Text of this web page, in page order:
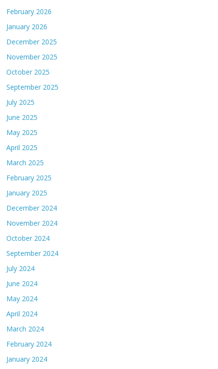
February 2026
January 2026
December 2025
November 2025
October 2025
September 2025
July 2025
June 2025
May 2025
April 2025
March 2025
February 2025
January 2025
December 2024
November 2024
October 2024
September 2024
July 2024
June 2024
May 2024
April 2024
March 2024
February 2024
January 2024